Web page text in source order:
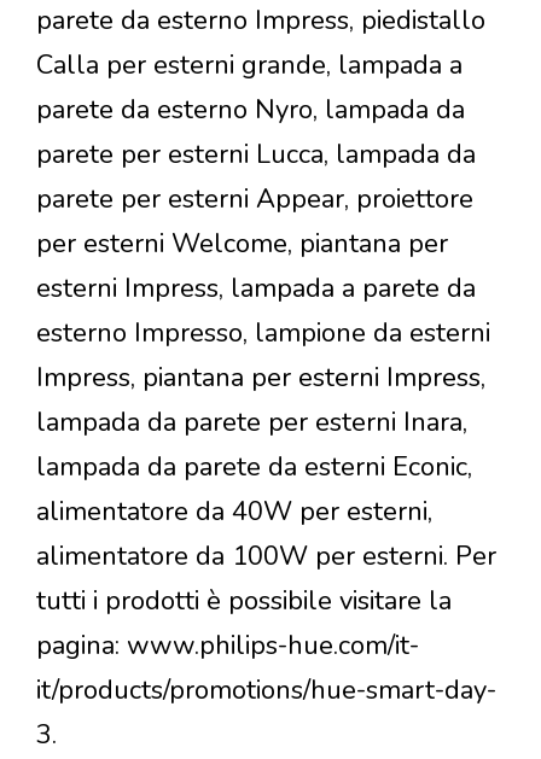
parete da esterno Impress, piedistallo
Calla per esterni grande, lampada a
parete da esterno Nyro, lampada da
parete per esterni Lucca, lampada da
parete per esterni Appear, proiettore
per esterni Welcome, piantana per
esterni Impress, lampada a parete da
esterno Impresso, lampione da esterni
Impress, piantana per esterni Impress,
lampada da parete per esterni Inara,
lampada da parete da esterni Econic,
alimentatore da 40W per esterni,
alimentatore da 100W per esterni. Per
tutti i prodotti è possibile visitare la
pagina: www.philips-hue.com/it-
it/products/promotions/hue-smart-day-
3.